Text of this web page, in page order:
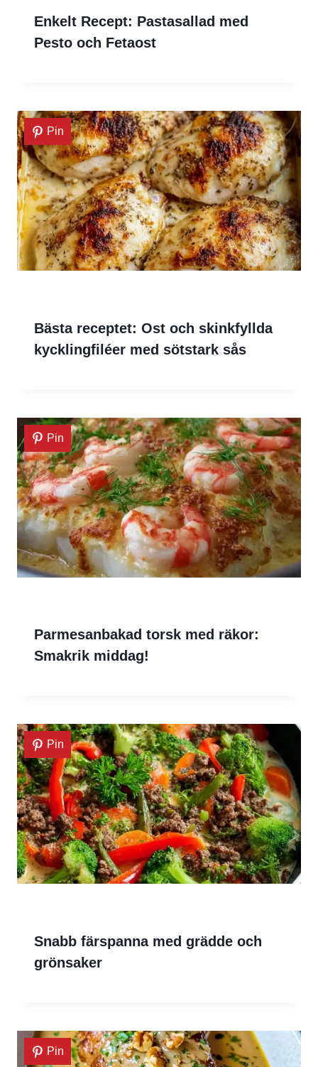
Enkelt Recept: Pastasallad med
Pesto och Fetaost
Pin
Bästa receptet: Ost och skinkfyllda
kycklingfiléer med sötstark sås
Pin
Parmesanbakad torsk med räkor:
Smakrik middag!
Pin
Snabb färspanna med grädde och
grönsaker
Pin